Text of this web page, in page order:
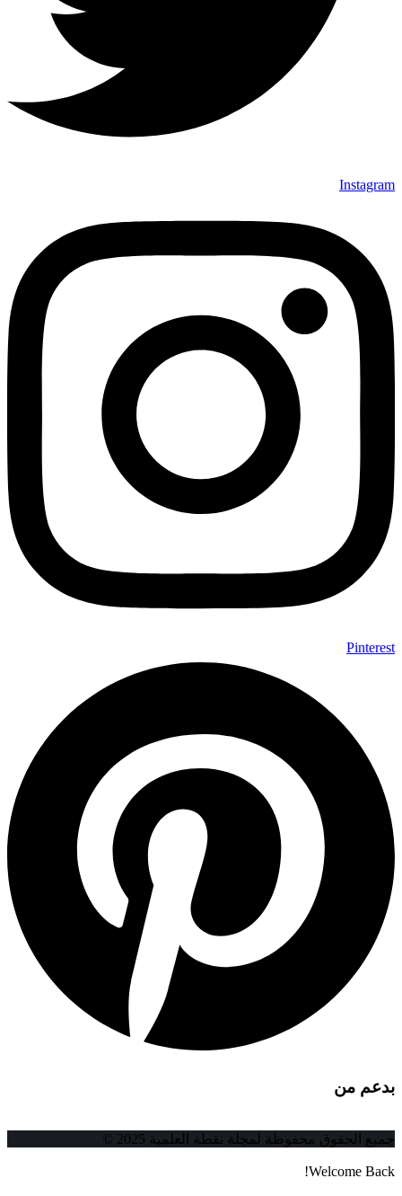
Instagram
Pinterest
بدعم من
جميع الحقوق محفوظة لمجلة نقطة العلمية 2025 ©
Welcome Back!